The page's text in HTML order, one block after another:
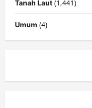
Tanah Laut (1,441)
Umum (4)